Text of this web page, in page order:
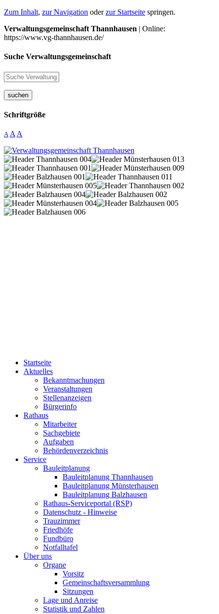
Zum Inhalt, zur Navigation oderzur Startseite springen.
Verwaltungsgemeinschaft Thannhausen | Online:
https://www.vg-thannhausen.de/
Suche Verwaltungsgemeinschaft
suchen
Schriftgröße
A A A
Startseite
Aktuelles
Bekanntmachungen
Veranstaltungen
Stellenanzeigen
Bürgerinfo
Rathaus
Mitarbeiter
Sachgebiete
Aufgaben
Behördenverzeichnis
Service
Bauleitplanung
Bauleitplanung Thannhausen
Bauleitplanung Münsterhausen
Bauleitplanung Balzhausen
Rathaus-Serviceportal (RSP)
Datenschutz - Hinweise
Trauzimmer
Friedhöfe
Fundbüro
Notfalltafel
Über uns
Organe
Vorsitz
Gemeinschaftsversammlung
Sitzungen
Lage und Anreise
Statistik und Zahlen